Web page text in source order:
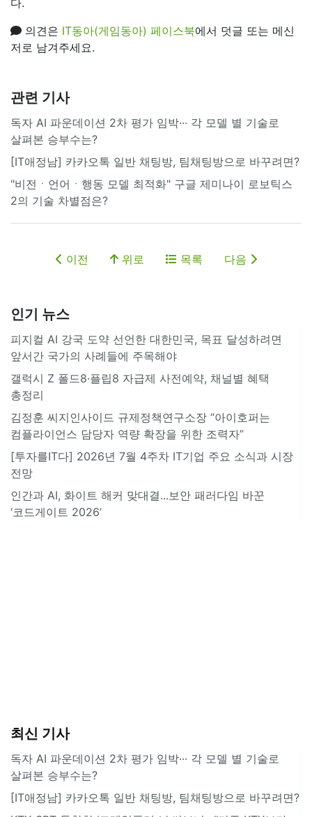
의견은 IT동아(게임동아) 페이스북에서 덧글 또는 메신
저로 남겨주세요.
관련 기사
독자 AI 파운데이션 2차 평가 임박··· 각 모델 별 기술로
살펴본 승부수는?
[IT애정남] 카카오톡 일반 채팅방, 팀채팅방으로 바꾸려면?
"비전ㆍ언어ㆍ행동 모델 최적화" 구글 제미나이 로보틱스
2의 기술 차별점은?
이전 위로 목록 다음
인기 뉴스
피지컬 AI 강국 도약 선언한 대한민국, 목표 달성하려면
앞서간 국가의 사례들에 주목해야
갤럭시 Z 폴드8·플립8 자급제 사전예약, 채널별 혜택
총정리
김정훈 씨지인사이드 규제정책연구소장 “아이호퍼는
컴플라이언스 담당자 역량 확장을 위한 조력자”
[투자를IT다] 2026년 7월 4주차 IT기업 주요 소식과 시장
전망
인간과 AI, 화이트 해커 맞대결...보안 패러다임 바꾼
‘코드게이트 2026’
최신 기사
독자 AI 파운데이션 2차 평가 임박··· 각 모델 별 기술로
살펴본 승부수는?
[IT애정남] 카카오톡 일반 채팅방, 팀채팅방으로 바꾸려면?